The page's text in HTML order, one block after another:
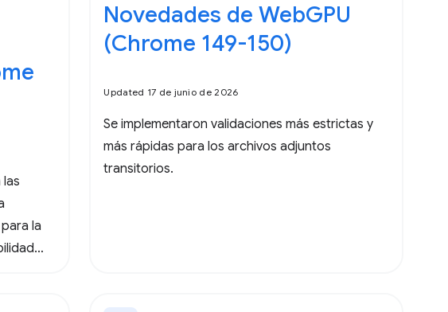
la
Novedades de WebGPU
(Chrome 149-150)
Updated 17 de junio de 2026
Se implementaron validaciones más estrictas y
más rápidas para los archivos adjuntos
transitorios.